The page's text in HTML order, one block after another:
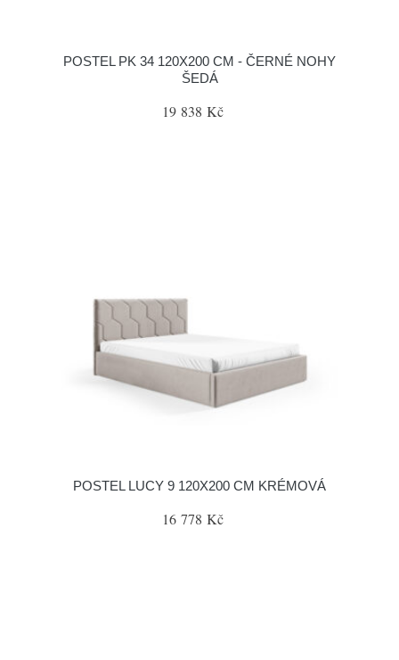
POSTEL PK 34 120X200 CM - ČERNÉ NOHY
ŠEDÁ
19 838 Kč
POSTEL LUCY 9 120X200 CM KRÉMOVÁ
16 778 Kč